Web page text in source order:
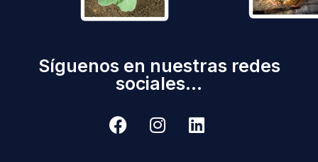
Síguenos en nuestras redes
sociales...